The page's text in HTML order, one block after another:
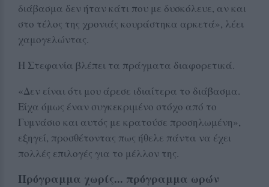
διάβασμα δεν ήταν κάτι που με δυσκόλευε, αν και
στο τέλος της χρονιάς κουράστηκα αρκετά», λέει
χαμογελώντας.
Η Στεφανία βλέπει τα πράγματα διαφορετικά.
«Δεν είναι ότι μου άρεσε ιδιαίτερα το διάβασμα.
Είχα όμως έναν συγκεκριμένο στόχο από το
Γυμνάσιο και αυτός με κρατούσε προσηλωμένη»,
εξηγεί, προσθέτοντας πως ήθελε πάντα να έχει
πολλές επιλογές για το μέλλον της.
Πρόγραμμα χωρίς... πρόγραμμα ωρών